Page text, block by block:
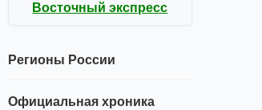
Восточный экспресс
Регионы России
Официальная хроника